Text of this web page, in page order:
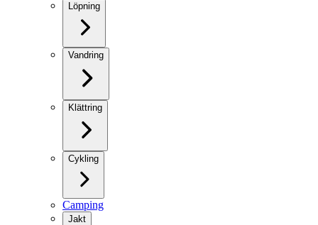
Löpning
Vandring
Klättring
Cykling
Camping
Jakt